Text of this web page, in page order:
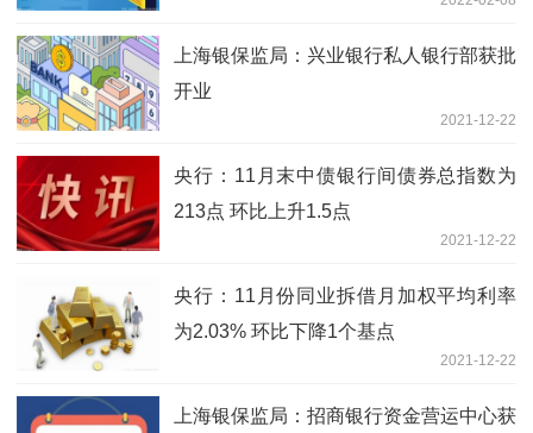
上海银保监局：兴业银行私人银行部获批
开业
2021-12-22
央行：11月末中债银行间债券总指数为
213点 环比上升1.5点
2021-12-22
央行：11月份同业拆借月加权平均利率
为2.03% 环比下降1个基点
2021-12-22
上海银保监局：招商银行资金营运中心获